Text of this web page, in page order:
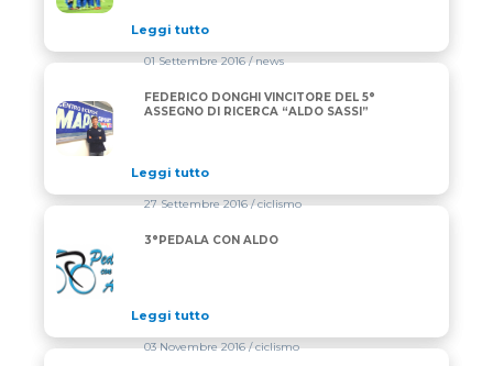
Leggi tutto
FEDERICO DONGHI VINCITORE DEL 5° ASSEGNO DI
01 Settembre 2016/ news
FEDERICO DONGHI VINCITORE DEL 5°
ASSEGNO DI RICERCA “ALDO SASSI”
Leggi tutto
3°PEDALA CON ALDO
27 Settembre 2016/ ciclismo
3°PEDALA CON ALDO
Leggi tutto
03 Novembre 2016/ ciclismo